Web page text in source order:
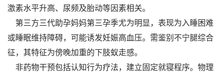
激素水平升高、尿频及胎动等因素相关。
第三方三代助孕妈妈第三孕季尤为明显，表现为入睡困难
或睡眠维持障碍，可能诱发妊娠高血压。需鉴别不宁腿综合
征，其特征为傍晚加重的下肢蚁走感。
非药物干预包括认知行为疗法，建立固定就寝程序。物理